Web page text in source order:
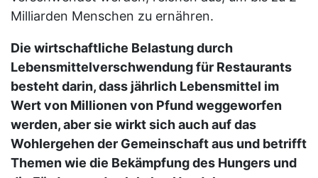
Milliarden Menschen zu ernähren.
Die wirtschaftliche Belastung durch
Lebensmittelverschwendung für Restaurants
besteht darin, dass jährlich Lebensmittel im
Wert von Millionen von Pfund weggeworfen
werden, aber sie wirkt sich auch auf das
Wohlergehen der Gemeinschaft aus und betrifft
Themen wie die Bekämpfung des Hungers und